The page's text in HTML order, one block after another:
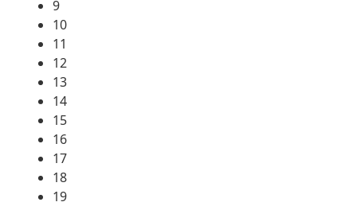
9
10
11
12
13
14
15
16
17
18
19